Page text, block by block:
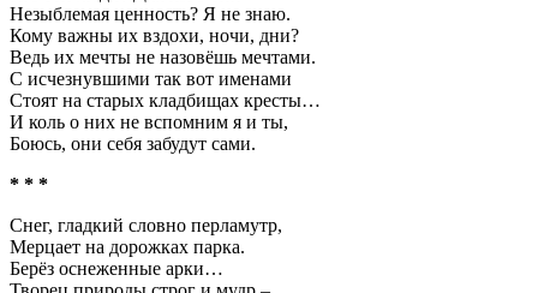
Незыблемая ценность? Я не знаю.
Кому важны их вздохи, ночи, дни?
Ведь их мечты не назовёшь мечтами.
С исчезнувшими так вот именами
Стоят на старых кладбищах кресты…
И коль о них не вспомним я и ты,
Боюсь, они себя забудут сами.
* * *
Снег, гладкий словно перламутр,
Мерцает на дорожках парка.
Берёз оснеженные арки…